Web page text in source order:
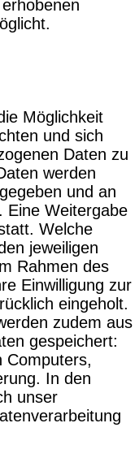
Möglichkeit
und sich
Daten zu
werden
und an
Eine Weitergabe
Welche
jeweiligen
Rahmen des
Einwilligung zur
eingeholt.
zudem aus
gespeichert:
Computers,
In den
unser